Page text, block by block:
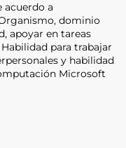
acuerdo a
dominio
apoyar en tareas
para trabajar
y habilidad
Microsoft